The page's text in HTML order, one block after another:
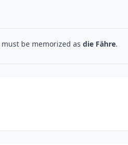
be memorized as die Fähre.